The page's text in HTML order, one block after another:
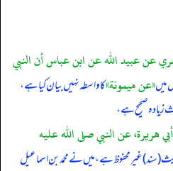
عن عبيد الله عن ابن عباس أن النبي
میں«عن میمونة»کا واسطہ نہیں بیان کیا ہے،
صحیح ہے،
هريرة، عن النبي صلى الله عليه
غیر محفوظ ہے، میں نے محمد بن اسماعیل